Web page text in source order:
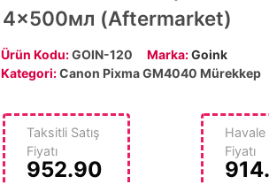
4x500мл (Aftermarket)
Ürün Kodu:GOIN-120 Marka:Goink
Kategori:Canon Pixma GM4040 Mürekkep
Taksitli Satış
Fiyatı
952.90
Havale
Fiyatı